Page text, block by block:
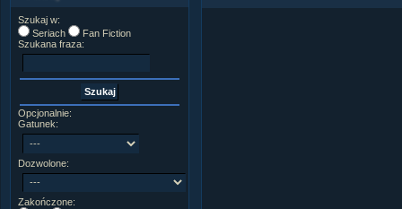
Szukaj w:
Seriach
Fan Fiction
Szukana fraza:
Opcjonalnie:
Gatunek:
Dozwolone:
Zakończone: